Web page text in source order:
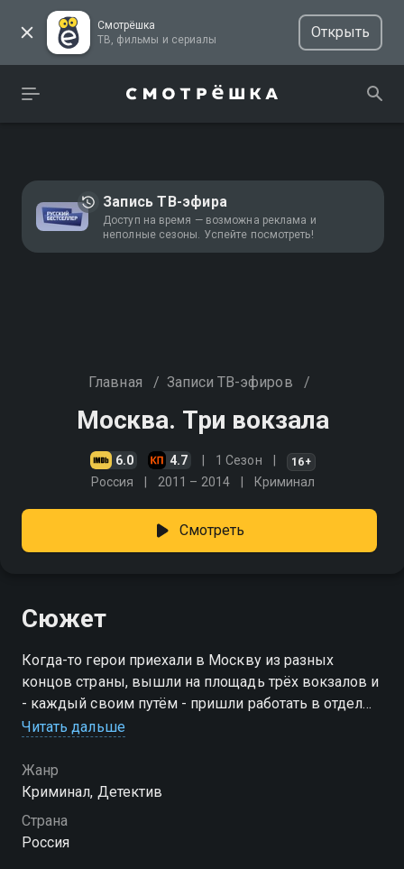
Смотрёшка
ТВ, фильмы и сериалы
Открыть
Запись ТВ-эфира
Доступ на время — возможна реклама и
неполные сезоны. Успейте посмотреть!
Главная / Записи ТВ-эфиров /
Москва. Три вокзала
6.0 4.7 1 Сезон 16+
Россия 2011 – 2014 Криминал
Смотреть
Сюжет
Когда-то герои приехали в Москву из разных
концов страны, вышли на площадь трёх вокзалов и
- каждый своим путём - пришли работать в отдел
транспортной полиции
Читать дальше
Жанр
Криминал, Детектив
Страна
Россия